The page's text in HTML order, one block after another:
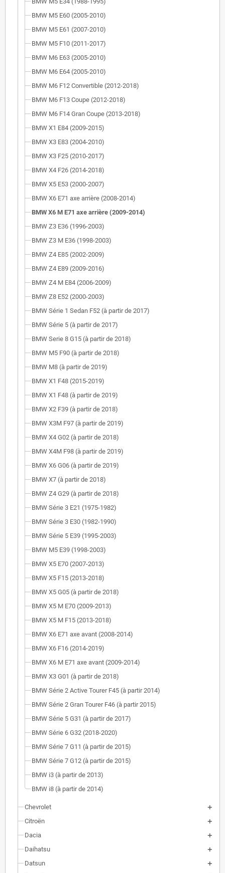
BMW M5 E60 (2005-2010)
BMW M5 E61 (2007-2010)
BMW M5 F10 (2011-2017)
BMW M6 E63 (2005-2010)
BMW M6 E64 (2005-2010)
BMW M6 F12 Convertible (2012-2018)
BMW M6 F13 Coupe (2012-2018)
BMW M6 F14 Gran Coupe (2013-2018)
BMW X1 E84 (2009-2015)
BMW X3 E83 (2004-2010)
BMW X3 F25 (2010-2017)
BMW X4 F26 (2014-2018)
BMW X5 E53 (2000-2007)
BMW X6 E71 axe arrière (2008-2014)
BMW X6 M E71 axe arrière (2009-2014)
BMW Z3 E36 (1996-2003)
BMW Z3 M E36 (1998-2003)
BMW Z4 E85 (2002-2009)
BMW Z4 E89 (2009-2016)
BMW Z4 M E84 (2006-2009)
BMW Z8 E52 (2000-2003)
BMW Série 1 Sedan F52 (à partir de 2017)
BMW Série 5 (à partir de 2017)
BMW Serie 8 G15 (à partir de 2018)
BMW M5 F90 (à partir de 2018)
BMW M8 (à partir de 2019)
BMW X1 F48 (2015-2019)
BMW X1 F48 (à partir de 2019)
BMW X2 F39 (à partir de 2018)
BMW X3M F97 (à partir de 2019)
BMW X4 G02 (à partir de 2018)
BMW X4M F98 (à partir de 2019)
BMW X6 G06 (à partir de 2019)
BMW X7 (à partir de 2018)
BMW Z4 G29 (à partir de 2018)
BMW Série 3 E21 (1975-1982)
BMW Série 3 E30 (1982-1990)
BMW Série 5 E39 (1995-2003)
BMW M5 E39 (1998-2003)
BMW X5 E70 (2007-2013)
BMW X5 F15 (2013-2018)
BMW X5 G05 (à partir de 2018)
BMW X5 M E70 (2009-2013)
BMW X5 M F15 (2013-2018)
BMW X6 E71 axe avant (2008-2014)
BMW X6 F16 (2014-2019)
BMW X6 M E71 axe avant (2009-2014)
BMW X3 G01 (à partir de 2018)
BMW Série 2 Active Tourer F45 (à partir 2014)
BMW Série 2 Gran Tourer F46 (à partir 2015)
BMW Série 5 G31 (à partir de 2017)
BMW Série 6 G32 (2018-2020)
BMW Série 7 G11 (à partir de 2015)
BMW Série 7 G12 (à partir de 2015)
BMW i3 (à partir de 2013)
BMW i8 (à partir de 2014)
Chevrolet
Citroën
Dacia
Daihatsu
Datsun